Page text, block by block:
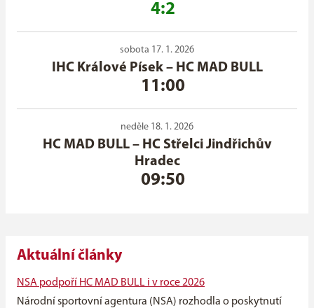
4:2
sobota 17. 1. 2026
IHC Králové Písek– HC MAD BULL
11:00
neděle 18. 1. 2026
HC MAD BULL– HC Střelci Jindřichův
Hradec
09:50
Aktuální články
NSA podpoří HC MAD BULL i v roce 2026
Národní sportovní agentura (NSA) rozhodla o poskytnutí